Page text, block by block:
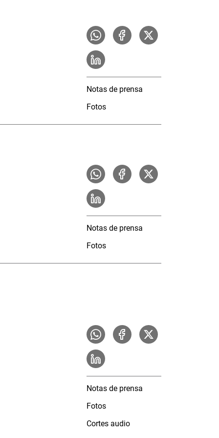
Notas de prensa
Fotos
Notas de prensa
Fotos
Notas de prensa
Fotos
Cortes audio